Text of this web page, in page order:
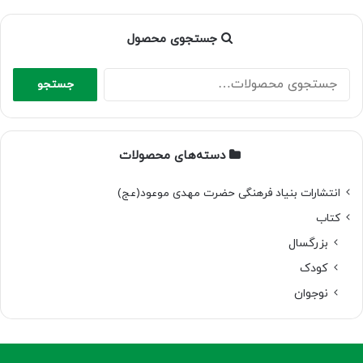
جستجوی محصول
جستجو
برای:
جستجو
دسته‌های محصولات
انتشارات بنیاد فرهنگی حضرت مهدی موعود(عج)
کتاب
بزرگسال
کودک
نوجوان